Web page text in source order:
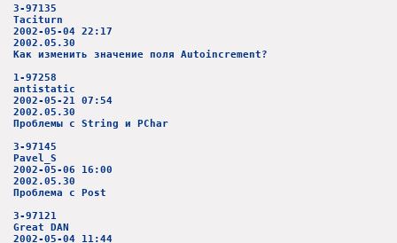
3-97135
Taciturn
2002-05-04 22:17
2002.05.30
Как изменить значение поля Autoincrement?
1-97258
antistatic
2002-05-21 07:54
2002.05.30
Проблемы с String и PChar
3-97145
Pavel_S
2002-05-06 16:00
2002.05.30
Проблема с Post
3-97121
Great DAN
2002-05-04 11:44